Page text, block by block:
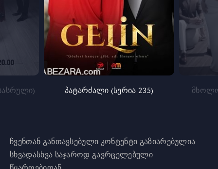
პატარძალი (სერია 235)
ჩვენთან განთავსებული კონტენტი გაზიარებულია
სხვადასხვა საჯაროდ გავრცელებული